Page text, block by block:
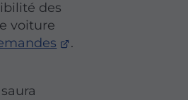
des
voiture
.